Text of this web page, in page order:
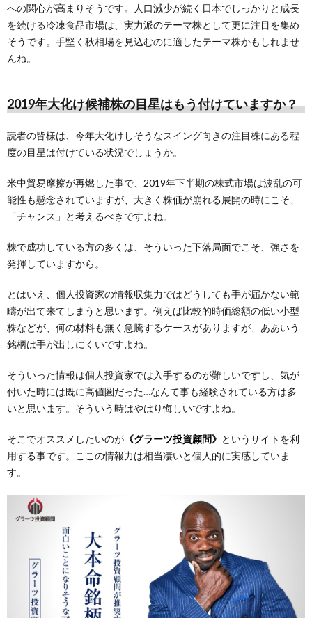
への関心が高まりそうです。人口減少が続く日本でしっかりと成長
を続ける冷凍食品市場は、実力派のテーマ株として更に注目を集め
そうです。手堅く秋相場を見込むのに適したテーマ株かもしれませ
んね。
2019年大化け候補株の目星はもう付けていますか？
読者の皆様は、今年大化けしそうなスイング向きの注目株にある程
度の目星は付けている状況でしょうか。
米中貿易摩擦が再燃した事で、2019年下半期の株式市場は波乱の可
能性も懸念されていますが、大きく株価が崩れる展開の時にこそ、
「チャンス」と考えるべきですよね。
株で成功している方の多くは、そういった下落局面でこそ、強さを
発揮していますから。
とはいえ、個人投資家の情報収集力ではどうしても手が届かない範
疇が出て来てしまうと思います。例えば比較的時価総額の低い小型
株などが、何の材料も無く急騰するケースがありますが、ああいう
銘柄は手が出しにくいですよね。
そういった情報は個人投資家では入手するのが難しいですし、気が
付いた時には既に高値圏だった…なんて事も経験されている方は多
いと思います。そういう時はやはり悔しいですよね。
そこでオススメしたいのが 《グラーツ投資顧問》 というサイトを利
用する事です。ここの情報力は相当凄いと個人的に実感していま
す。